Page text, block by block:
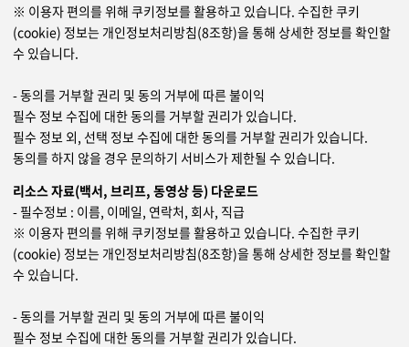
※ 이용자 편의를 위해 쿠키정보를 활용하고 있습니다. 수집한 쿠키
(cookie) 정보는 개인정보처리방침(8조항)을 통해 상세한 정보를 확인할
수 있습니다.
- 동의를 거부할 권리 및 동의 거부에 따른 불이익
필수 정보 수집에 대한 동의를 거부할 권리가 있습니다.
필수 정보 외, 선택 정보 수집에 대한 동의를 거부할 권리가 있습니다.
동의를 하지 않을 경우 문의하기 서비스가 제한될 수 있습니다.
리소스 자료(백서, 브리프, 동영상 등) 다운로드
- 필수정보 : 이름, 이메일, 연락처, 회사, 직급
※ 이용자 편의를 위해 쿠키정보를 활용하고 있습니다. 수집한 쿠키
(cookie) 정보는 개인정보처리방침(8조항)을 통해 상세한 정보를 확인할
수 있습니다.
- 동의를 거부할 권리 및 동의 거부에 따른 불이익
필수 정보 수집에 대한 동의를 거부할 권리가 있습니다.